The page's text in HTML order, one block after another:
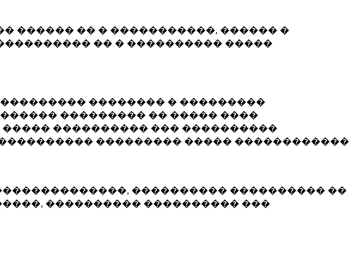
������ �� � �����������, ������ �
�� � ���������� �����
�������� � ���������
��������� �� ����� ����
���������� ��� ����������
��������� ����� ������������
���������� ���������� ��
���������� ���������� ���